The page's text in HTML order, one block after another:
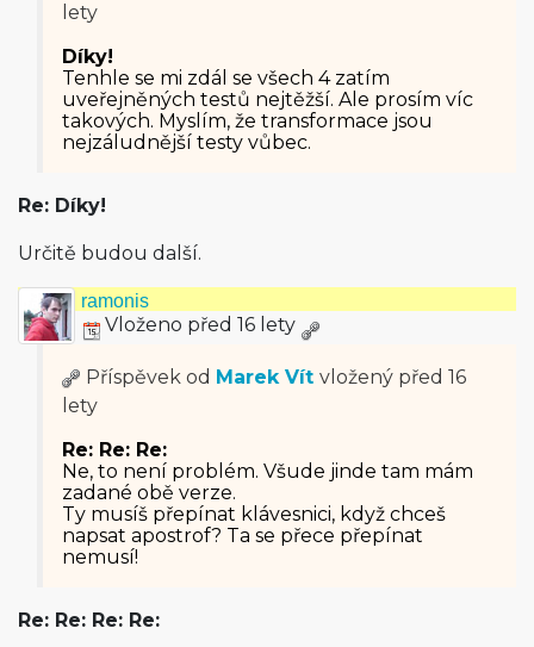
lety
Díky!
Tenhle se mi zdál se všech 4 zatím
uveřejněných testů nejtěžší. Ale prosím víc
takových. Myslím, že transformace jsou
nejzáludnější testy vůbec.
Re: Díky!
Určitě budou další.
ramonis
Vloženo před 16 lety
Příspěvek od Marek Vít vložený před 16
lety
Re: Re: Re:
Ne, to není problém. Všude jinde tam mám
zadané obě verze.
Ty musíš přepínat klávesnici, když chceš
napsat apostrof? Ta se přece přepínat
nemusí!
Re: Re: Re: Re: